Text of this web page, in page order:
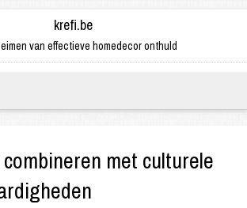
krefi.be
van effectieve homedecor onthuld
met culturele